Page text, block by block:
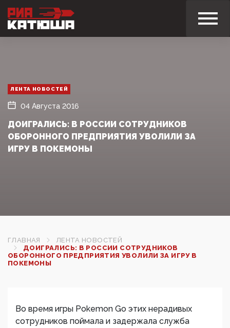
ЛЕНТА НОВОСТЕЙ
04 Августа 2016
ДОИГРАЛИСЬ: В РОССИИ СОТРУДНИКОВ
ОБОРОННОГО ПРЕДПРИЯТИЯ УВОЛИЛИ ЗА
ИГРУ В ПОКЕМОНЫ
ГЛАВНАЯ
ЛЕНТА НОВОСТЕЙ
ДОИГРАЛИСЬ: В РОССИИ СОТРУДНИКОВ
ОБОРОННОГО ПРЕДПРИЯТИЯ УВОЛИЛИ ЗА ИГРУ В
ПОКЕМОНЫ
Во время игры Pokemon Go этих нерадивых
сотрудников поймала и задержала служба